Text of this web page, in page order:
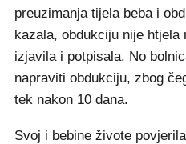
preuzimanja tijela beba i
kazala, obdukciju nije
izjavila i potpisala. No
napraviti obdukciju, zbog
tek nakon 10 dana.
Svoj i bebine živote